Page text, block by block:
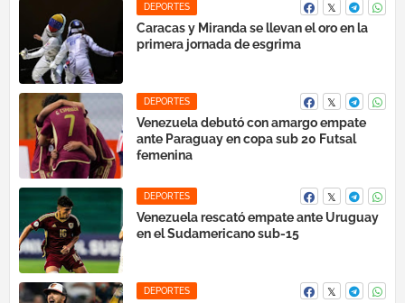
DEPORTES
Caracas y Miranda se llevan el oro en la
primera jornada de esgrima
DEPORTES
Venezuela debutó con amargo empate
ante Paraguay en copa sub 20 Futsal
femenina
DEPORTES
Venezuela rescató empate ante Uruguay
en el Sudamericano sub-15
DEPORTES